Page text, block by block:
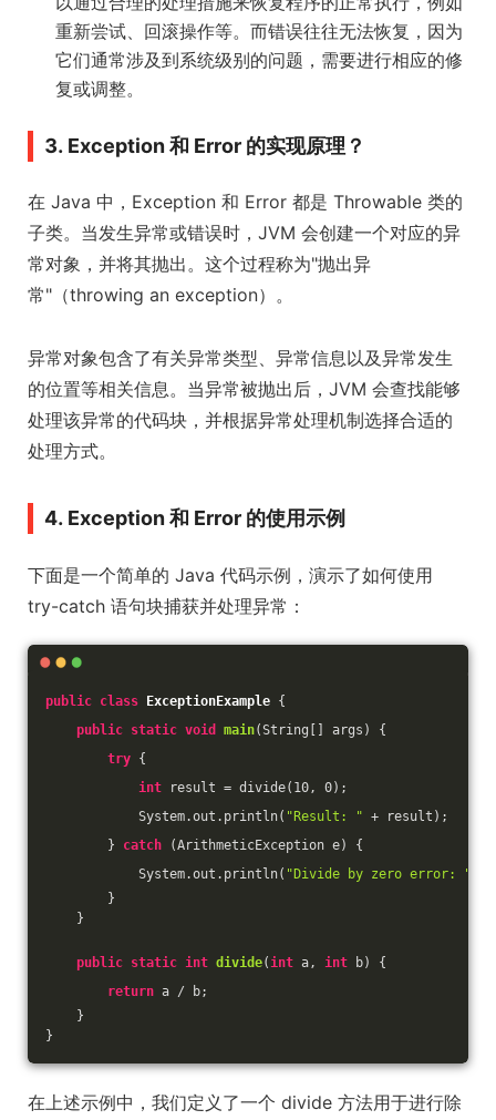
重新尝试、回滚操作等。而错误往往无法恢复，因为
它们通常涉及到系统级别的问题，需要进行相应的修
复或调整。
3. Exception 和 Error 的实现原理？
在 Java 中，Exception 和 Error 都是 Throwable 类的
子类。当发生异常或错误时，JVM 会创建一个对应的异
常对象，并将其抛出。这个过程称为"抛出异
常"（throwing an exception）。
异常对象包含了有关异常类型、异常信息以及异常发生
的位置等相关信息。当异常被抛出后，JVM 会查找能够
处理该异常的代码块，并根据异常处理机制选择合适的
处理方式。
4. Exception 和 Error 的使用示例
下面是一个简单的 Java 代码示例，演示了如何使用
try-catch 语句块捕获并处理异常：
public class ExceptionExample {
public static void main(String[] args)
{
try {
int result = divide( 10 , 0);
System.out.println( "Result: " + result);
} catch (ArithmeticException e) {
System.out.println( "Divide by zero error: "
}
}
public static int divide( int a, int b)
{
return a / b;
}
}
在上述示例中，我们定义了一个 divide 方法用于进行除